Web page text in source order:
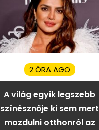
2 ÓRA AGO
A világ egyik legszebb
színésznője ki sem mert
mozdulni otthonról az